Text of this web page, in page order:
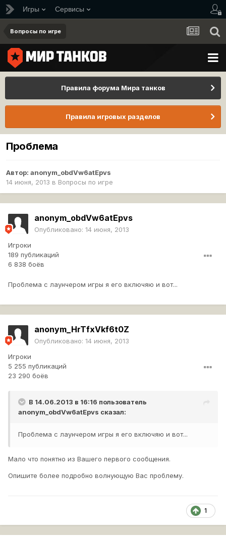
Игры Сервисы
Вопросы по игре
Правила форума Мира танков
Правила игровых разделов
Проблема
Автор: anonym_obdVw6atEpvs
14 июня, 2013 в Вопросы по игре
anonym_obdVw6atEpvs
Опубликовано: 14 июня, 2013
Игроки
189 публикаций
6 838 боёв
Проблема с лаунчером игры я его включяю и вот...
anonym_HrTfxVkf6t0Z
Опубликовано: 14 июня, 2013
Игроки
5 255 публикаций
23 290 боёв
В 14.06.2013 в 16:16 пользователь
anonym_obdVw6atEpvs сказал:
Проблема с лаунчером игры я его включяю и вот...
Мало что понятно из Вашего первого сообщения.
Опишите более подробно волнующую Вас проблему.
1